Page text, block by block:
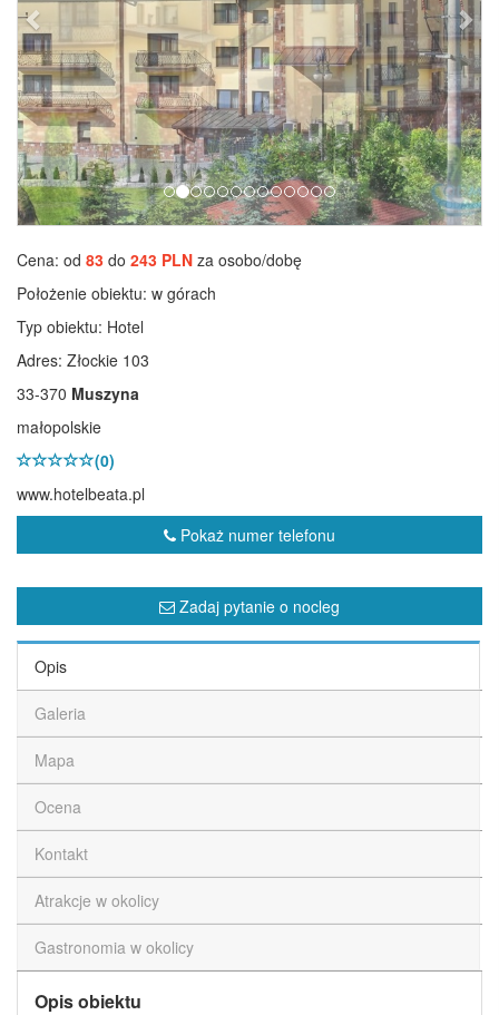
Cena: od 83 do 243 PLN za osobo/dobę
Położenie obiektu: w górach
Typ obiektu: Hotel
Adres: Złockie 103
33-370 Muszyna
małopolskie
(0)
www.hotelbeata.pl
Pokaż numer telefonu
Zadaj pytanie o nocleg
Opis
Galeria
Mapa
Ocena
Kontakt
Atrakcje w okolicy
Gastronomia w okolicy
Opis obiektu